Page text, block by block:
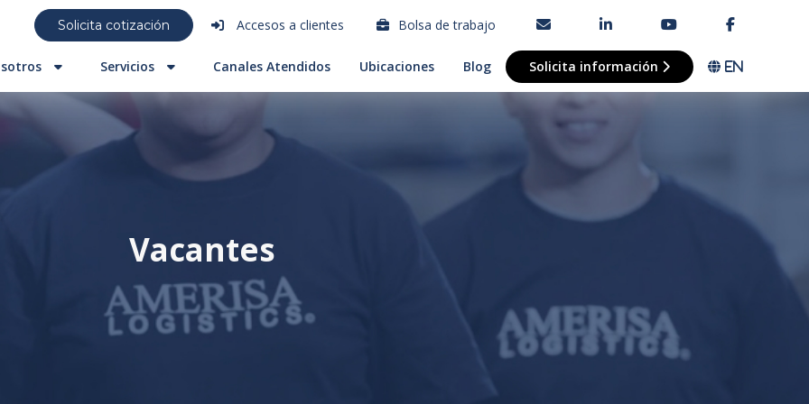
Solicita cotización Accesos a clientes Bolsa de trabajo
Servicios Canales Atendidos Ubicaciones Blog Solicita información
Vacantes